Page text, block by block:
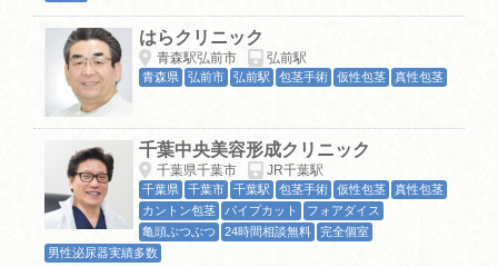
はらクリニック
青森駅弘前市 弘前駅
青森県 弘前市 弘前駅 包茎手術 仮性包茎 真性包茎
千葉中央美容形成クリニック
千葉県千葉市 JR千葉駅
千葉県 千葉市 千葉駅 包茎手術 仮性包茎
真性包茎
カントン包茎
パイプカット
フォアダイス
亀頭ぶつぶつ
24時間相談無料
完全個室
男性泌尿器実績多数